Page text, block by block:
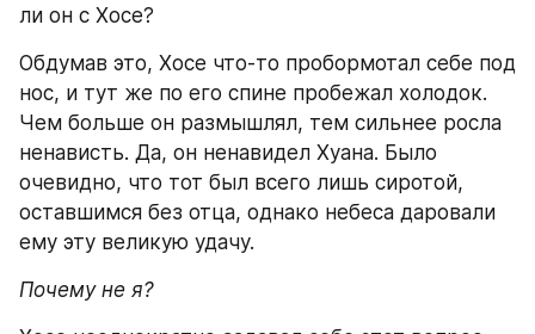
ли он с Хосе?
Обдумав это, Хосе что-то пробормотал себе под
нос, и тут же по его спине пробежал холодок.
Чем больше он размышлял, тем сильнее росла
ненависть. Да, он ненавидел Хуана. Было
очевидно, что тот был всего лишь сиротой,
оставшимся без отца, однако небеса даровали
ему эту великую удачу.
Почему не я?